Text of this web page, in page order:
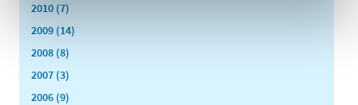
2010 (7)
2009 (14)
2008 (8)
2007 (3)
2006 (9)